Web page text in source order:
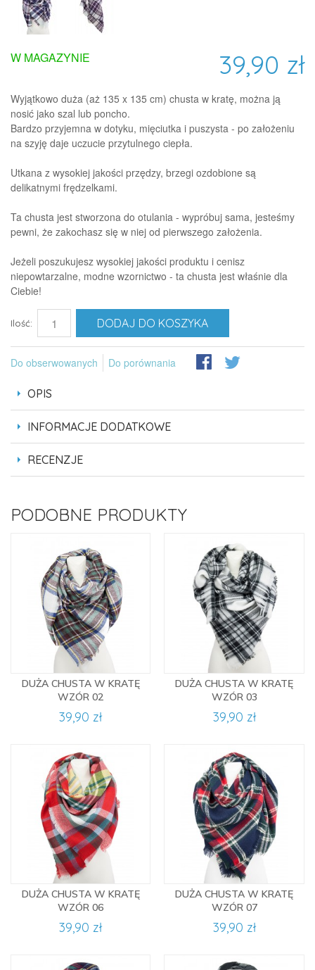
39,90 zł
W MAGAZYNIE
Wyjątkowo duża (aż 135 x 135 cm) chusta w kratę, można ją
nosić jako szal lub poncho.
Bardzo przyjemna w dotyku, mięciutka i puszysta - po założeniu
na szyję daje uczucie przytulnego ciepła.
Utkana z wysokiej jakości przędzy, brzegi ozdobione są
delikatnymi frędzelkami.
Ta chusta jest stworzona do otulania - wypróbuj sama, jesteśmy
pewni, że zakochasz się w niej od pierwszego założenia.
Jeżeli poszukujesz wysokiej jakości produktu i cenisz
niepowtarzalne, modne wzornictwo - ta chusta jest właśnie dla
Ciebie!
Ilość: DODAJ DO KOSZYKA
Do obserwowanych Do porównania
OPIS
INFORMACJE DODATKOWE
RECENZJE
PODOBNE PRODUKTY
DUŻA CHUSTA W KRATĘ
WZÓR 02
39,90 zł
DUŻA CHUSTA W KRATĘ
WZÓR 03
39,90 zł
DUŻA CHUSTA W KRATĘ
WZÓR 06
39,90 zł
DUŻA CHUSTA W KRATĘ
WZÓR 07
39,90 zł